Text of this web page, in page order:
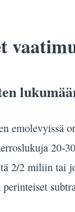
20-
2/2 miliin tai